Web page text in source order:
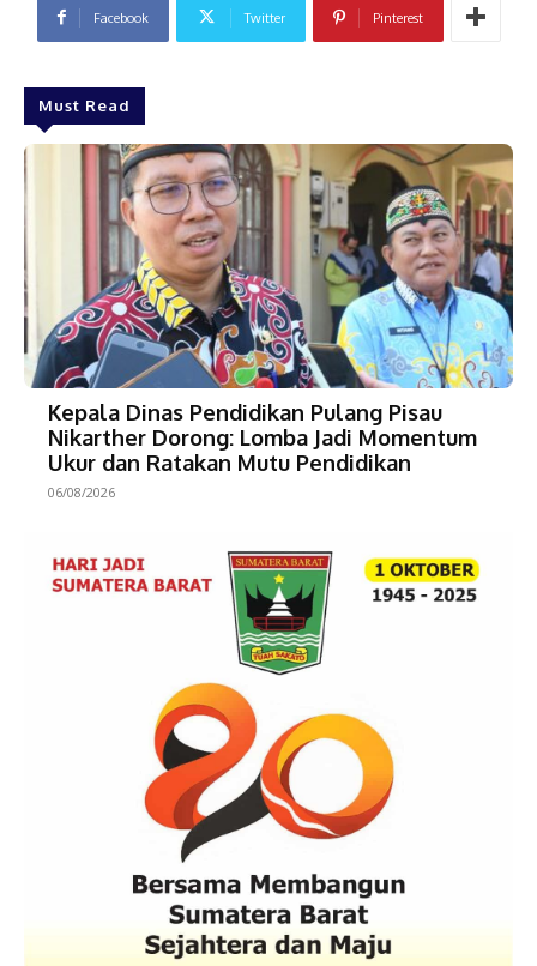
Facebook Twitter Pinterest
Must Read
Kepala Dinas Pendidikan Pulang Pisau
Nikarther Dorong: Lomba Jadi Momentum
Ukur dan Ratakan Mutu Pendidikan
06/08/2026